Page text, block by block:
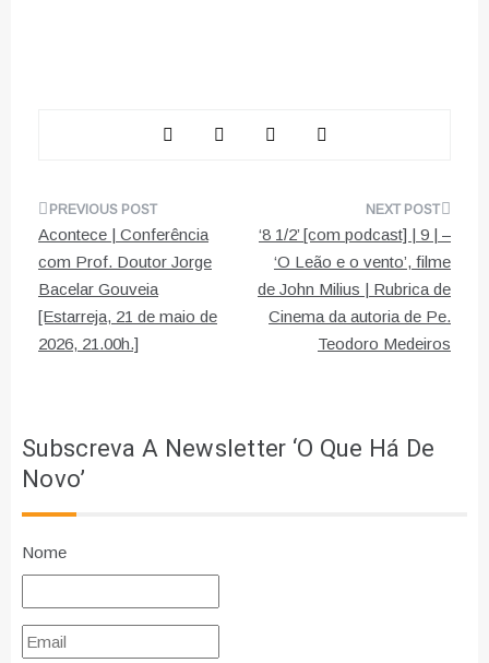
Navegação
de
artigos
Acontece | Conferência
com Prof. Doutor Jorge
Bacelar Gouveia
[Estarreja, 21 de maio de
2026, 21.00h.]
‘8 1/2’ [com podcast] | 9 | –
‘O Leão e o vento’, filme
de John Milius | Rubrica de
Cinema da autoria de Pe.
Teodoro Medeiros
Subscreva A Newsletter ‘O Que Há De
Novo’
Nome